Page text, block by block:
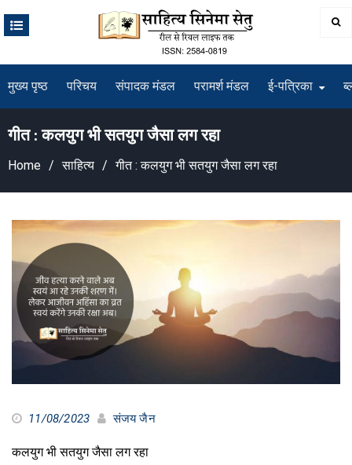
मुख्य पृष्ठ परिचय संपादक मंडल परामर्श मंडल ई-पत्रिका
गीत : कलयुग भी सतयुग जैसा लग रहा
Home साहित्य गीत : कलयुग भी सतयुग जैसा लग रहा
11/08/2023 संजय जैन
कलयुग भी सतयुग जैसा लग रहा